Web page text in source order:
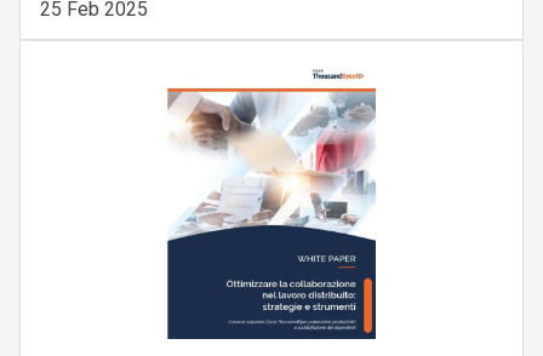
25 Feb 2025